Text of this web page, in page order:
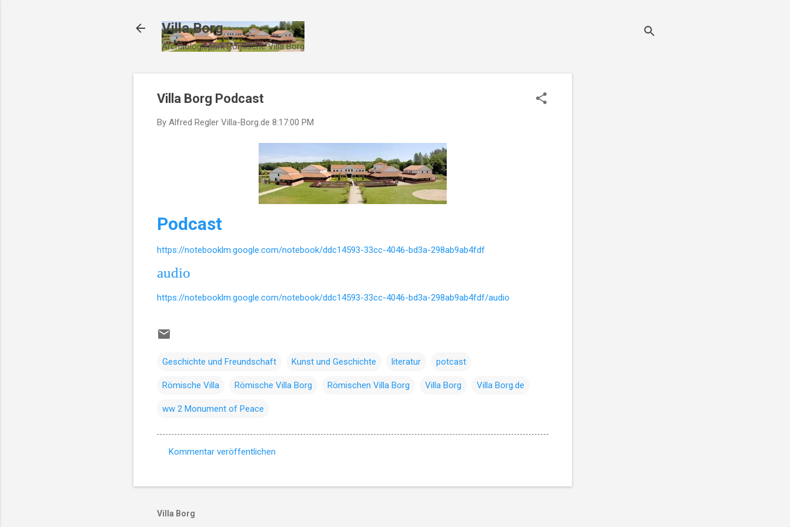
Villa Borg
Archäologiepark Römische Villa Borg
Villa Borg Podcast
By Alfred Regler Villa-Borg.de 8:17:00 PM
Podcast
https://notebooklm.google.com/notebook/ddc14593-33cc-4046-bd3a-298ab9ab4fdf
audio
https://notebooklm.google.com/notebook/ddc14593-33cc-4046-bd3a-298ab9ab4fdf/audio
Geschichte und Freundschaft Kunst und Geschichte literatur potcast
Römische Villa Römische Villa Borg Römischen Villa Borg Villa Borg Villa Borg.de
ww 2 Monument of Peace
m
Kommentar veröffentlichen
Villa Borg